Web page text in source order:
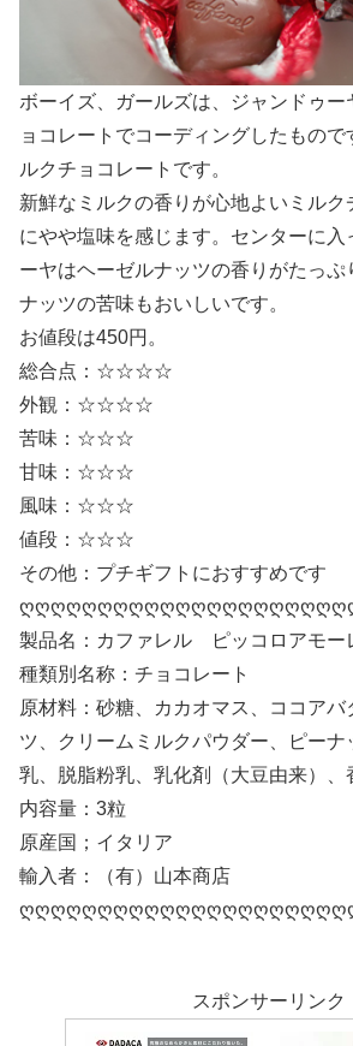
ボーイズ、ガールズは、ジャンドゥー
ョコレートでコーディングしたもので
ルクチョコレートです。
新鮮なミルクの香りが心地よいミルク
にやや塩味を感じます。センターに入
ーヤはヘーゼルナッツの香りがたっぷ
ナッツの苦味もおいしいです。
お値段は450円。
総合点：☆☆☆☆
外観：☆☆☆☆
苦味：☆☆☆
甘味：☆☆☆
風味：☆☆☆
値段：☆☆☆
その他：プチギフトにおすすめです
製品名：カファレル ピッコロアモー
種類別名称：チョコレート
原材料：砂糖、カカオマス、ココアバ
ツ、クリームミルクパウダー、ピーナ
乳、脱脂粉乳、乳化剤（大豆由来）、
内容量：3粒
原産国；イタリア
輸入者：（有）山本商店
スポンサーリンク